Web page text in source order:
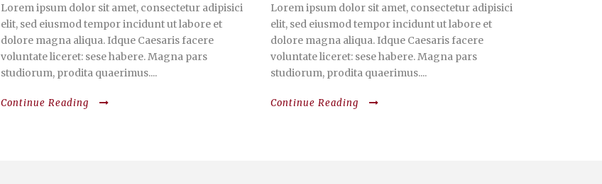
Lorem ipsum dolor sit amet, consectetur adipisici
elit, sed eiusmod tempor incidunt ut labore et
dolore magna aliqua. Idque Caesaris facere
voluntate liceret: sese habere. Magna pars
studiorum, prodita quaerimus....
Continue Reading
Lorem ipsum dolor sit amet, consectetur adipisici
elit, sed eiusmod tempor incidunt ut labore et
dolore magna aliqua. Idque Caesaris facere
voluntate liceret: sese habere. Magna pars
studiorum, prodita quaerimus....
Continue Reading